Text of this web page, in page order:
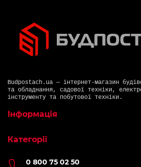
Budpostach.ua — інтернет-магазин
та обладнання, садової техніки,
інструменту та побутової техніки.
0 800 75 02 50
Інформація
Категорії